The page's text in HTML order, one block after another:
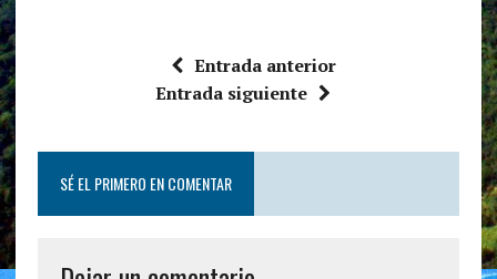
Entrada anterior
Entrada siguiente
SÉ EL PRIMERO EN COMENTAR